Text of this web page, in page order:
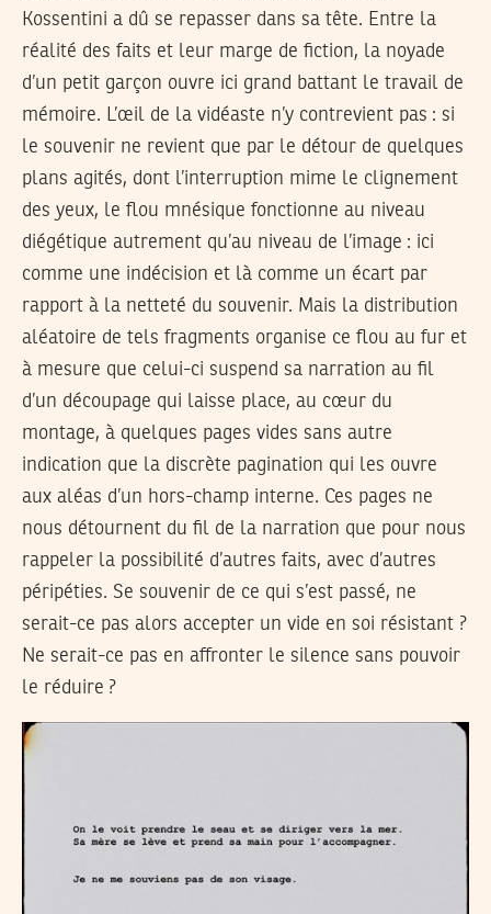
Kossentini a dû se repasser dans sa tête. Entre la
réalité des faits et leur marge de fiction, la noyade
d’un petit garçon ouvre ici grand battant le travail de
mémoire. L’œil de la vidéaste n’y contrevient pas : si
le souvenir ne revient que par le détour de quelques
plans agités, dont l’interruption mime le clignement
des yeux, le flou mnésique fonctionne au niveau
diégétique autrement qu’au niveau de l’image : ici
comme une indécision et là comme un écart par
rapport à la netteté du souvenir. Mais la distribution
aléatoire de tels fragments organise ce flou au fur et
à mesure que celui-ci suspend sa narration au fil
d’un découpage qui laisse place, au cœur du
montage, à quelques pages vides sans autre
indication que la discrète pagination qui les ouvre
aux aléas d’un hors-champ interne. Ces pages ne
nous détournent du fil de la narration que pour nous
rappeler la possibilité d’autres faits, avec d’autres
péripéties. Se souvenir de ce qui s’est passé, ne
serait-ce pas alors accepter un vide en soi résistant ?
Ne serait-ce pas en affronter le silence sans pouvoir
le réduire ?